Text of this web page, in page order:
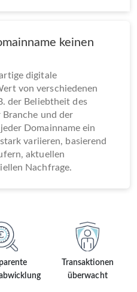
Transaktionen
überwacht
keinen
digitale
von verschiedenen
der Beliebtheit des
Branche und der
Domainname ein
variieren, basierend
aktuellen
Nachfrage.